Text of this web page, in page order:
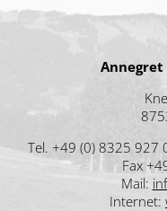
Tel. +49 (0) 8325
Fax
Mail:
Internet: